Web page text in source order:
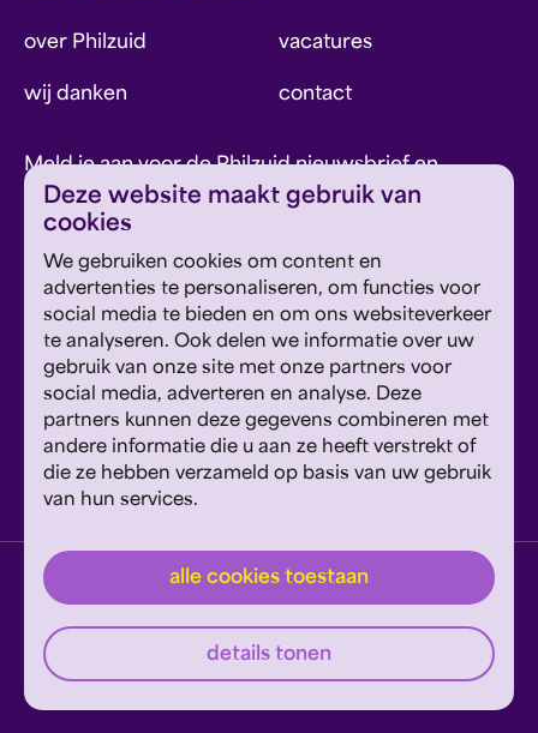
Deze website maakt gebruik van
cookies
We gebruiken cookies om content en
advertenties te personaliseren, om functies voor
social media te bieden en om ons websiteverkeer
te analyseren. Ook delen we informatie over uw
gebruik van onze site met onze partners voor
social media, adverteren en analyse. Deze
partners kunnen deze gegevens combineren met
andere informatie die u aan ze heeft verstrekt of
die ze hebben verzameld op basis van uw gebruik
van hun services.
alle cookies toestaan
details tonen
over Philzuid vacatures
wij danken contact
Meld je aan voor de Philzuid nieuwsbrief en
ontvang concerttips en ons laatste nieuws.
inschrijven
Dit formulier wordt beschermd door reCAPTCHA en
Google's PrivacyverklaringenServicevoorwaarden
van toepassing.
Geef om Philzuid en steun ons!
steun ons
privacyverklaring disclaimer cookies wijzigen
website door exitable
© philzuid